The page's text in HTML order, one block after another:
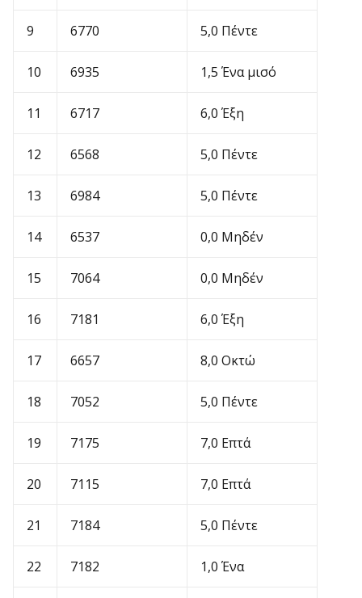
9 6770 5,0 Πέντε
10 6935 1,5 Ένα μισό
11 6717 6,0 Έξη
12 6568 5,0 Πέντε
13 6984 5,0 Πέντε
14 6537 0,0 Μηδέν
15 7064 0,0 Μηδέν
16 7181 6,0 Έξη
17 6657 8,0 Οκτώ
18 7052 5,0 Πέντε
19 7175 7,0 Επτά
20 7115 7,0 Επτά
21 7184 5,0 Πέντε
22 7182 1,0 Ένα